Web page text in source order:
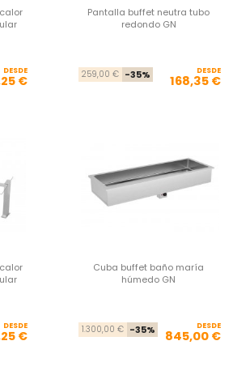
Precio base
Precio
DESDE
€
Pantalla buffet neutra tubo
redondo GN
259,00 € -35% DESDE
168,35 €
Precio base
Precio
DESDE
€
Cuba buffet baño maría
húmedo GN
1.300,00 € -35% DESDE
845,00 €